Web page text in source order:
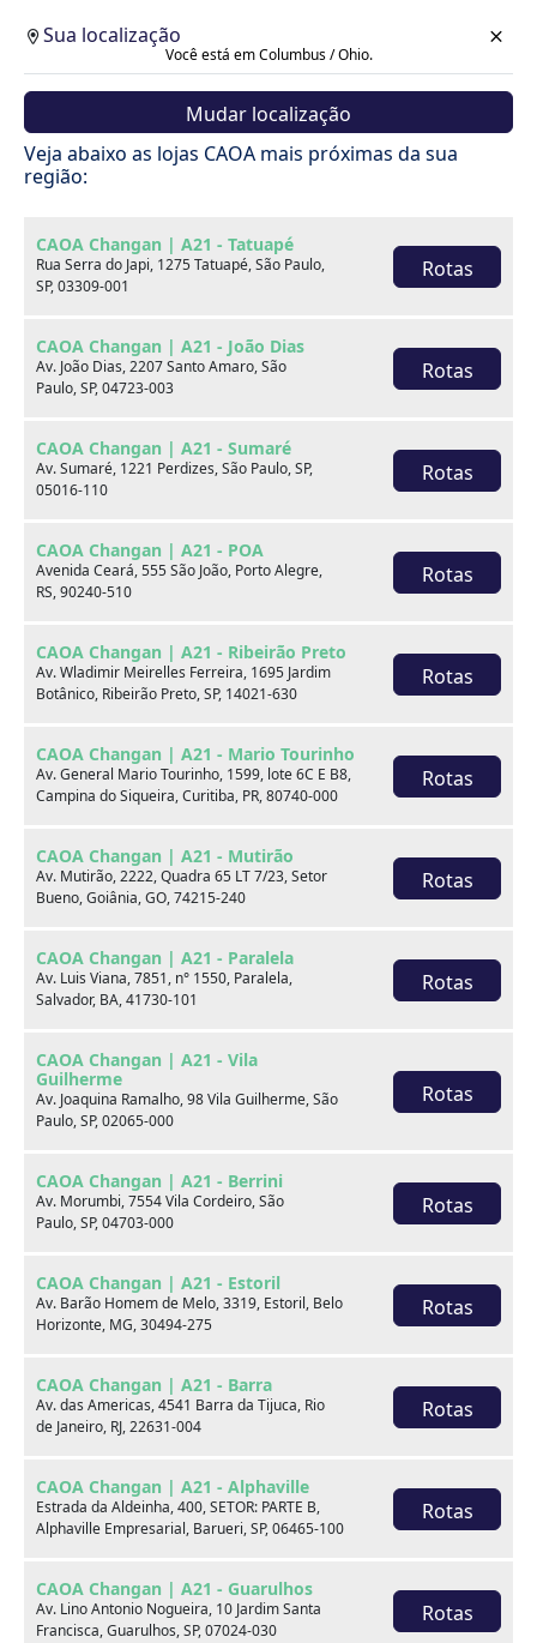
Sua localização
Você está em Columbus / Ohio.
Mudar localização
Veja abaixo as lojas CAOA mais próximas da sua
região:
CAOA Changan | A21 - Tatuapé
Rua Serra do Japi, 1275 Tatuapé, São Paulo,
SP, 03309-001
Rotas
CAOA Changan | A21 - João Dias
Av. João Dias, 2207 Santo Amaro, São
Paulo, SP, 04723-003
Rotas
CAOA Changan | A21 - Sumaré
Av. Sumaré, 1221 Perdizes, São Paulo, SP,
05016-110
Rotas
CAOA Changan | A21 - POA
Avenida Ceará, 555 São João, Porto Alegre,
RS, 90240-510
Rotas
CAOA Changan | A21 - Ribeirão Preto
Av. Wladimir Meirelles Ferreira, 1695 Jardim
Botânico, Ribeirão Preto, SP, 14021-630
Rotas
CAOA Changan | A21 - Mario Tourinho
Av. General Mario Tourinho, 1599, lote 6C E B8,
Campina do Siqueira, Curitiba, PR, 80740-000
Rotas
CAOA Changan | A21 - Mutirão
Av. Mutirão, 2222, Quadra 65 LT 7/23, Setor
Bueno, Goiânia, GO, 74215-240
Rotas
CAOA Changan | A21 - Paralela
Av. Luis Viana, 7851, n° 1550, Paralela,
Salvador, BA, 41730-101
Rotas
CAOA Changan | A21 - Vila
Guilherme
Av. Joaquina Ramalho, 98 Vila Guilherme, São
Paulo, SP, 02065-000
Rotas
CAOA Changan | A21 - Berrini
Av. Morumbi, 7554 Vila Cordeiro, São
Paulo, SP, 04703-000
Rotas
CAOA Changan | A21 - Estoril
Av. Barão Homem de Melo, 3319, Estoril, Belo
Horizonte, MG, 30494-275
Rotas
CAOA Changan | A21 - Barra
Av. das Americas, 4541 Barra da Tijuca, Rio
de Janeiro, RJ, 22631-004
Rotas
CAOA Changan | A21 - Alphaville
Estrada da Aldeinha, 400, SETOR: PARTE B,
Alphaville Empresarial, Barueri, SP, 06465-100
Rotas
CAOA Changan | A21 - Guarulhos
Av. Lino Antonio Nogueira, 10 Jardim Santa
Francisca, Guarulhos, SP, 07024-030
Rotas
Carros
Marca
Ver estoque
Escolha por categoria
Hatch
Seminovos em destaque